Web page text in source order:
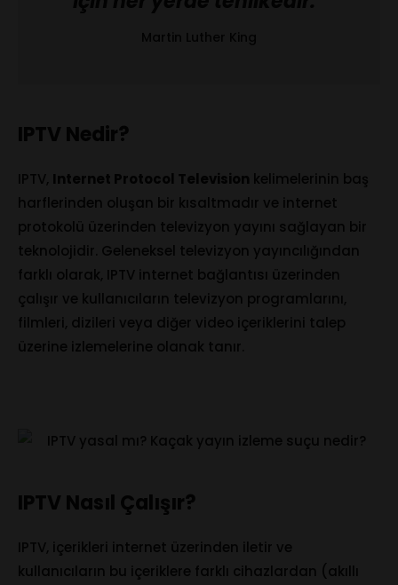
IPTV Nedir?
IPTV, Internet Protocol Television kelimelerinin baş
harflerinden oluşan bir kısaltmadır ve internet
protokolü üzerinden televizyon yayını sağlayan bir
teknolojidir. Geleneksel televizyon yayıncılığından
farklı olarak, IPTV internet bağlantısı üzerinden
çalışır ve kullanıcıların televizyon programlarını,
filmleri, dizileri veya diğer video içeriklerini talep
üzerine izlemelerine olanak tanır.
IPTV Nasıl Çalışır?
IPTV, içerikleri internet üzerinden iletir ve
kullanıcıların bu içeriklere farklı cihazlardan (akıllı